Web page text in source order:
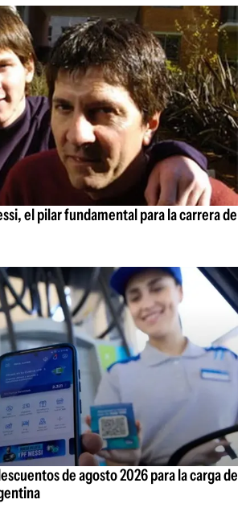
el pilar fundamental para la carrera de
de agosto 2026 para la carga de